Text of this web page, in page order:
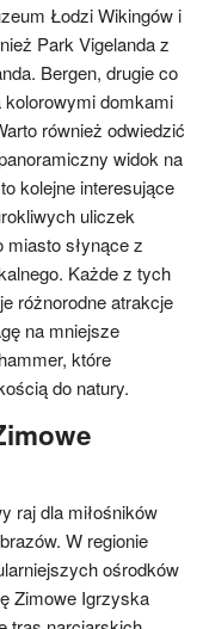
Łodzi Wikingów i
Park Vigelanda z
Bergen, drugie co
domkami
również odwiedzić
widok na
kolejne interesujące
uliczek
miasto słynące z
Każde z tych
różnorodne atrakcje
na mniejsze
które
do natury.
raj dla miłośników
W regionie
ośrodków
Zimowe Igrzyska